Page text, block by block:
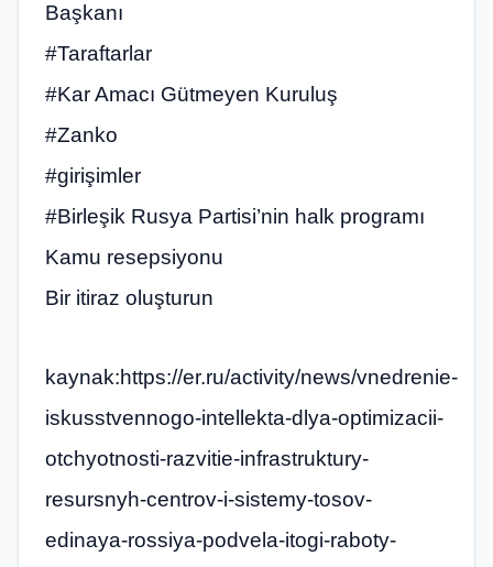
Başkanı
#Taraftarlar
#Kar Amacı Gütmeyen Kuruluş
#Zanko
#girişimler
#Birleşik Rusya Partisi’nin halk programı
Kamu resepsiyonu
Bir itiraz oluşturun
kaynak:https://er.ru/activity/news/vnedrenie-
iskusstvennogo-intellekta-dlya-optimizacii-
otchyotnosti-razvitie-infrastruktury-
resursnyh-centrov-i-sistemy-tosov-
edinaya-rossiya-podvela-itogi-raboty-